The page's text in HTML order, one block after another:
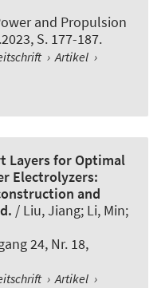
and Propulsion
S. 177-187.
› Artikel ›
Layers for Optimal
Electrolyzers:
and
/ Liu, Jiang; Li, Min;
24, Nr. 18,
› Artikel ›